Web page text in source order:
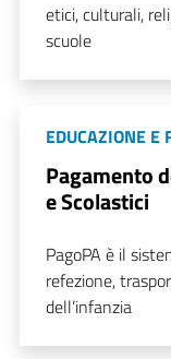
etici, culturali,
scuole
EDUCAZIONE E
Pagamento
e Scolastici
PagoPA è il
refezione,
dell’infanzia